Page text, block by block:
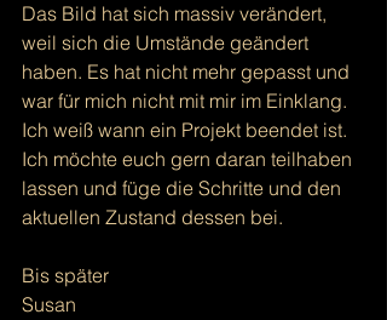
Das Bild hat sich massiv verändert,
weil sich die Umstände geändert
haben. Es hat nicht mehr gepasst und
war für mich nicht mit mir im Einklang.
Ich weiß wann ein Projekt beendet ist.
Ich möchte euch gern daran teilhaben
lassen und füge die Schritte und den
aktuellen Zustand dessen bei.
Bis später
Susan